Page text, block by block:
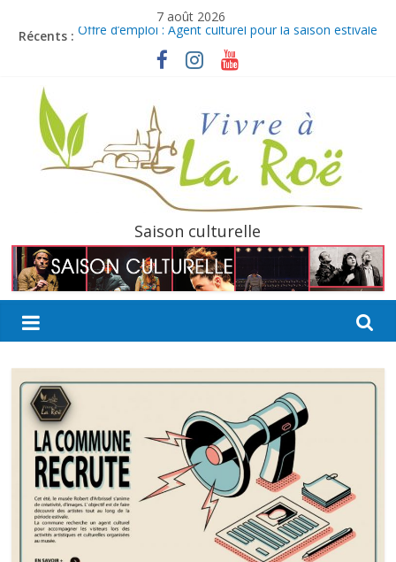
7 août 2026
Récents : Offre d’emploi : Agent culturel pour la saison estivale
Merci pour votre confiance
Ville à Joie débarque à La Roë !
Bulletin intermédiaire 2026
La
Roë
Découvrir,
Partager,
Saison culturelle